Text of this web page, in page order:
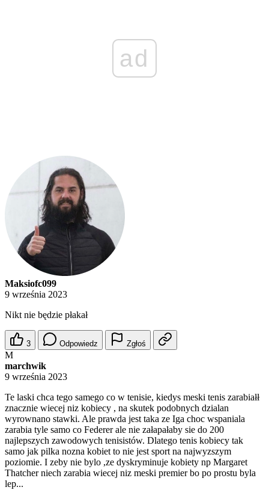
ad
Maksiofc099
9 września 2023
Nikt nie będzie płakał
3 Odpowiedz Zgłoś
M
marchwik
9 września 2023
Te laski chca tego samego co w tenisie, kiedys meski tenis zarabiałł
znacznie wiecej niz kobiecy , na skutek podobnych dzialan
wyrownano stawki. Ale prawda jest taka ze Iga choc wspaniala
zarabia tyle samo co Federer ale nie załapałaby sie do 200
najlepszych zawodowych tenisistów. Dlatego tenis kobiecy tak
samo jak pilka nozna kobiet to nie jest sport na najwyzszym
poziomie. I zeby nie bylo ,ze dyskryminuje kobiety np Margaret
Thatcher niech zarabia wiecej niz meski premier bo po prostu byla
lep...